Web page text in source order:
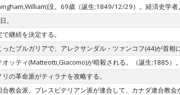
没。69歳（誕生:1849/12/29）。経済史学者。
。
継続を決定する。
たブルガリアで、アレクサンダル・ツァンコフ(44)が首相
オッティ(Matteotti,Giacomo)が暗殺される。（誕生:1885）
の革命派がティラナを攻略する。
合教会派、プレスビテリアン派が連合して、カナダ連合教会